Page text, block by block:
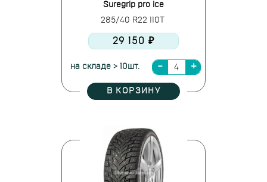
Suregrip pro ice
285/40 R22 110T
29 150 ₽
на складе > 10шт.
В КОРЗИНУ